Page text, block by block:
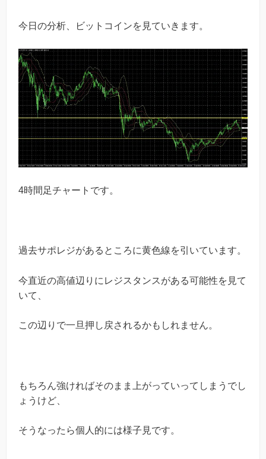
今日の分析、ビットコインを見ていきます。
4時間足チャートです。
過去サポレジがあるところに黄色線を引いています。
今直近の高値辺りにレジスタンスがある可能性を見て
いて、
この辺りで一旦押し戻されるかもしれません。
もちろん強ければそのまま上がっていってしまうでし
ょうけど、
そうなったら個人的には様子見です。